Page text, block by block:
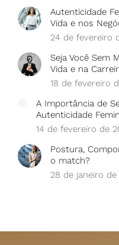
Autenticidade
Vida e nos
24 de fevereiro
Seja Você Sem
Vida e na
18 de fevereiro
A Importância de
Autenticidade
14 de fevereiro de
Postura,
o match?
28 de janeiro de